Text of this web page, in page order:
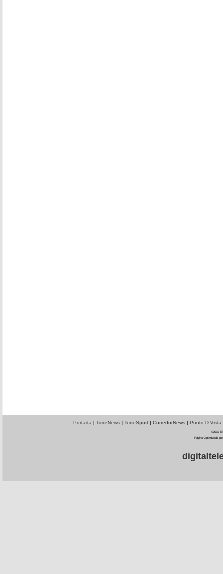
Portada | TorreNews| TorreSport| CorredorNews| Punto D Vista
©2010 El
Página Optimizada